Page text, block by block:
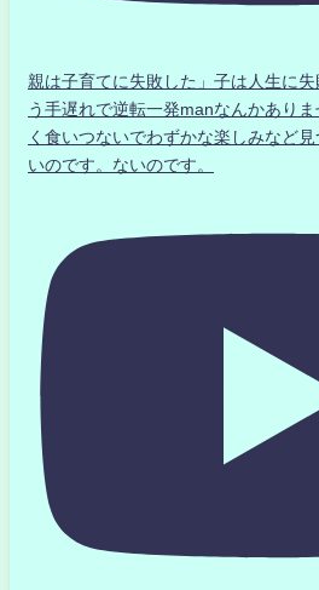
親は子育てに失敗した」子は人生に
う手遅れで逆転一発manなんかありま
く食いつないでわずかな楽しみなど
いのです。ないのです。